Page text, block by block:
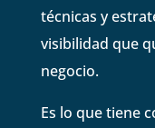
técnicas y
visibilidad que
negocio.
Es lo que tiene